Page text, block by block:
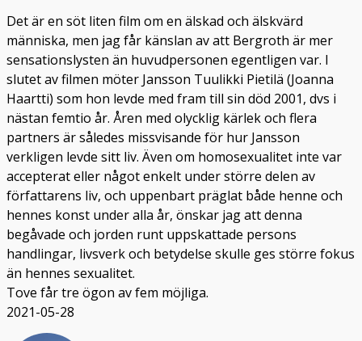
Det är en söt liten film om en älskad och älskvärd
människa, men jag får känslan av att Bergroth är mer
sensationslysten än huvudpersonen egentligen var. I
slutet av filmen möter Jansson Tuulikki Pietilä (Joanna
Haartti) som hon levde med fram till sin död 2001, dvs i
nästan femtio år. Åren med olycklig kärlek och flera
partners är således missvisande för hur Jansson
verkligen levde sitt liv. Även om homosexualitet inte var
accepterat eller något enkelt under större delen av
författarens liv, och uppenbart präglat både henne och
hennes konst under alla år, önskar jag att denna
begåvade och jorden runt uppskattade persons
handlingar, livsverk och betydelse skulle ges större fokus
än hennes sexualitet.
Tove får tre ögon av fem möjliga.
2021-05-28